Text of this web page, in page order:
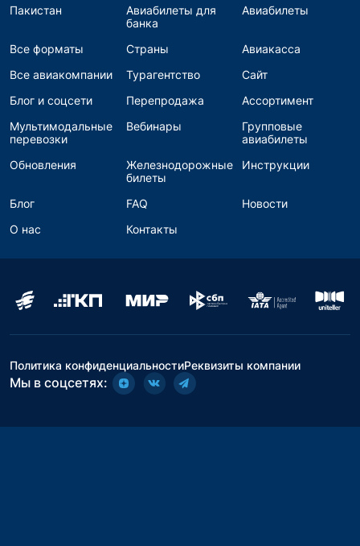
Пакистан
Авиабилеты для
банка
Авиабилеты
Все форматы Страны
Авиакасса
Все авиакомпании
Турагентство
Сайт
Блог и соцсети
Перепродажа
Ассортимент
Мультимодальные
перевозки
Вебинары
Групповые
авиабилеты
Обновления
Железнодорожные
билеты
Инструкции
Блог FAQ
Новости
О нас
Контакты
Политика конфиденциальностиРеквизиты компании
Мы в соцсетях: